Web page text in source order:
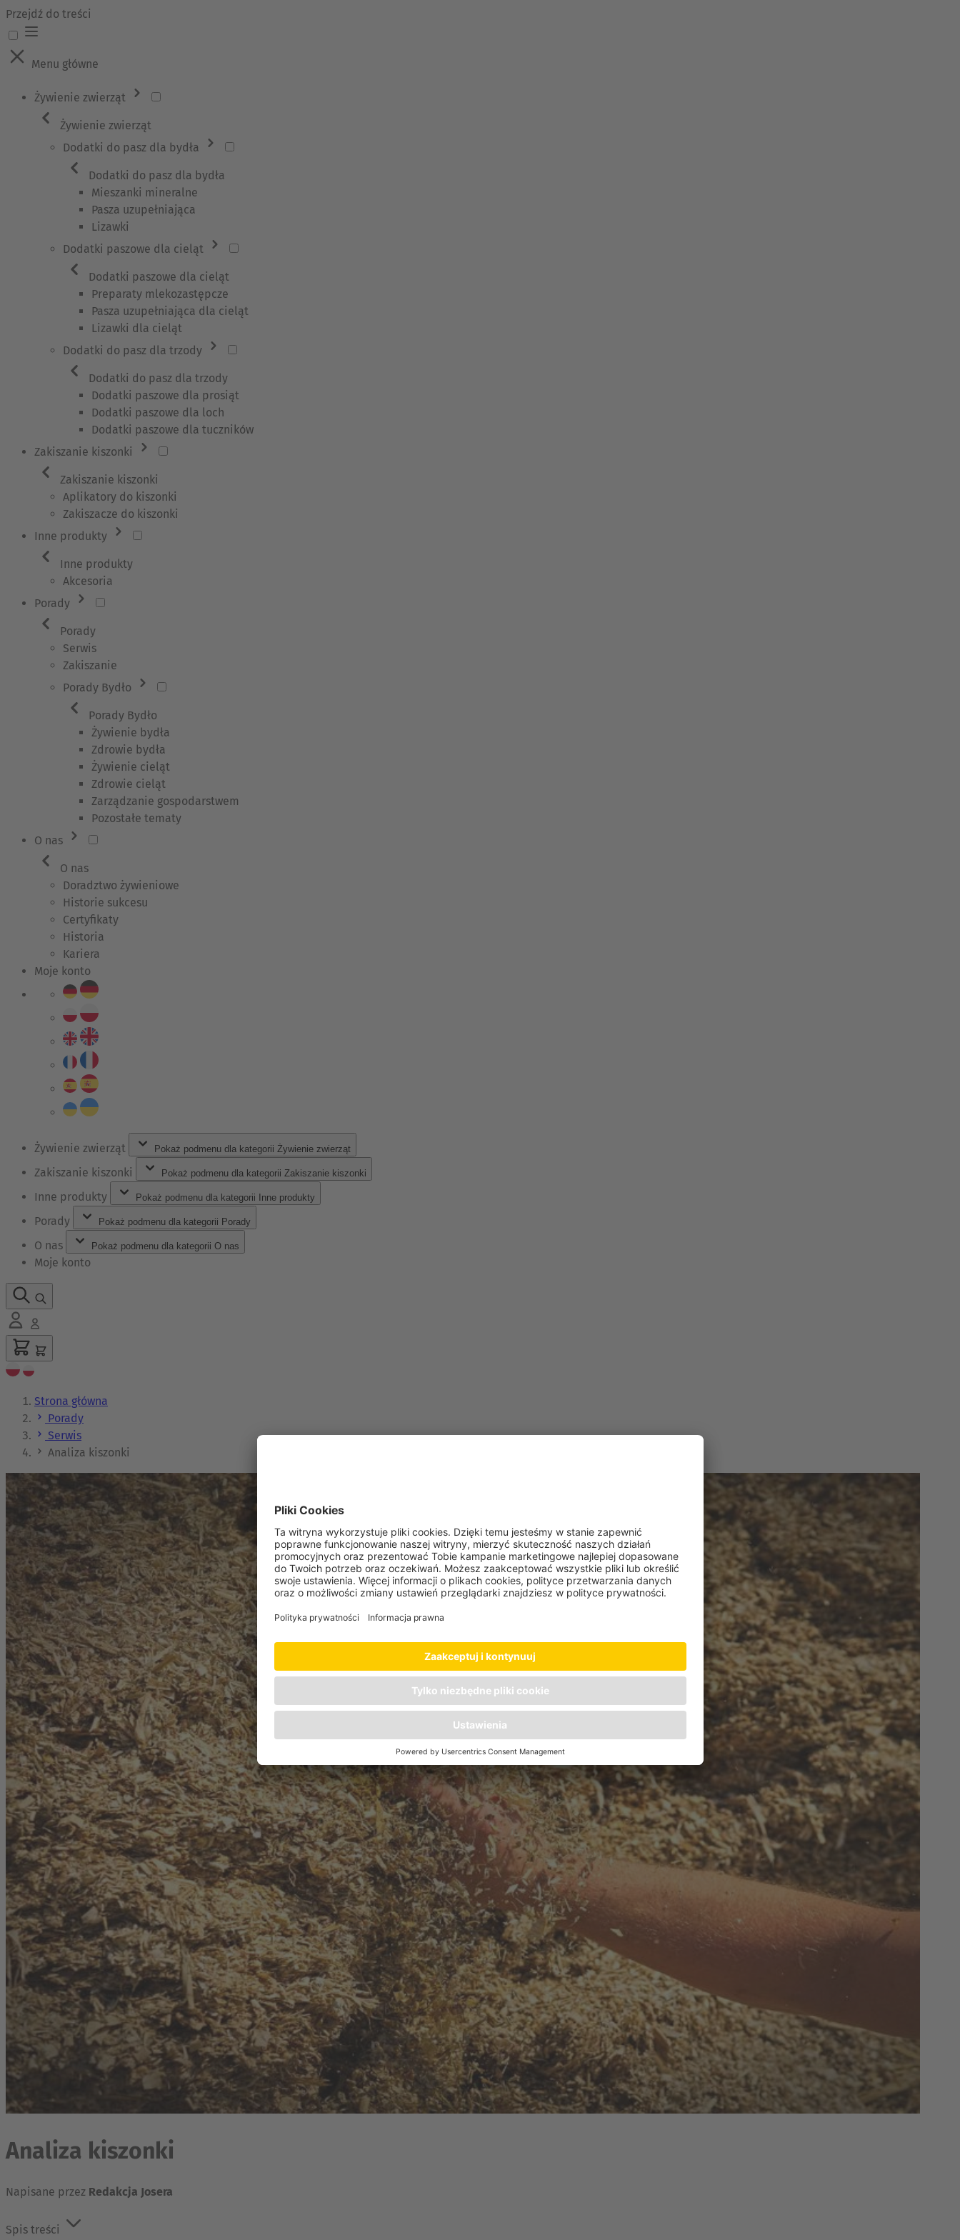
Przejdź do treści
Menu główne
Żywienie zwierząt
Żywienie zwierząt
Dodatki do pasz dla bydła
Dodatki do pasz dla bydła
Mieszanki mineralne
Pasza uzupełniająca
Lizawki
Dodatki paszowe dla cieląt
Dodatki paszowe dla cieląt
Preparaty mlekozastępcze
Pasza uzupełniająca dla cieląt
Lizawki dla cieląt
Dodatki do pasz dla trzody
Dodatki do pasz dla trzody
Dodatki paszowe dla prosiąt
Dodatki paszowe dla loch
Dodatki paszowe dla tuczników
Zakiszanie kiszonki
Zakiszanie kiszonki
Aplikatory do kiszonki
Zakiszacze do kiszonki
Inne produkty
Inne produkty
Akcesoria
Porady
Porady
Serwis
Zakiszanie
Porady Bydło
Porady Bydło
Żywienie bydła
Zdrowie bydła
Żywienie cieląt
Zdrowie cieląt
Zarządzanie gospodarstwem
Pozostałe tematy
O nas
O nas
Doradztwo żywieniowe
Historie sukcesu
Certyfikaty
Historia
Kariera
Moje konto
Żywienie zwierząt Pokaż podmenu dla kategorii Żywienie zwierząt
Zakiszanie kiszonki Pokaż podmenu dla kategorii Zakiszanie kiszonki
Inne produkty Pokaż podmenu dla kategorii Inne produkty
Porady Pokaż podmenu dla kategorii Porady
O nas Pokaż podmenu dla kategorii O nas
Moje konto
Strona główna
Porady
Serwis
Analiza kiszonki
Analiza kiszonki
Napisane przez Redakcja Josera
Spis treści